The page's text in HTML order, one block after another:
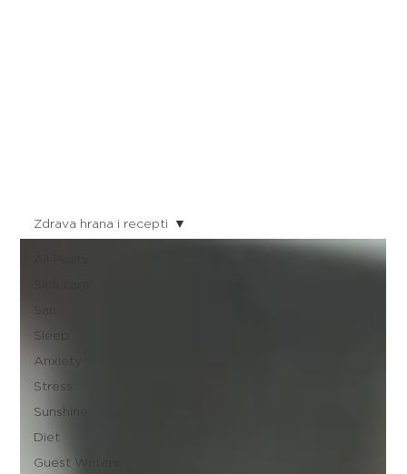
Sleep
Anxiety
Stress
Sunshine
Diet
Guest Writers
Zdrava hrana i recepti